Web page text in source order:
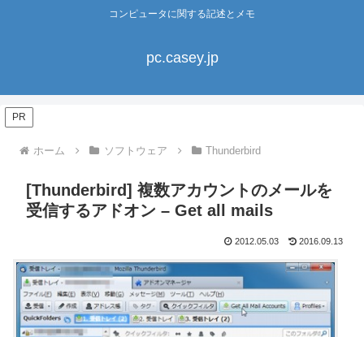
コンピュータに関する記述とメモ
pc.casey.jp
PR
ホーム ソフトウェア Thunderbird
[Thunderbird] 複数アカウントのメールを
受信するアドオン – Get all mails
2012.05.03 2016.09.13